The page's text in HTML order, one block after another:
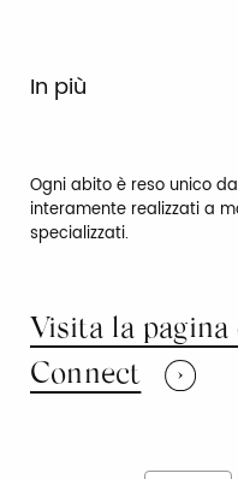
In più
Ogni abito è reso unico
interamente realizzati a
specializzati.
Visita la
Connect